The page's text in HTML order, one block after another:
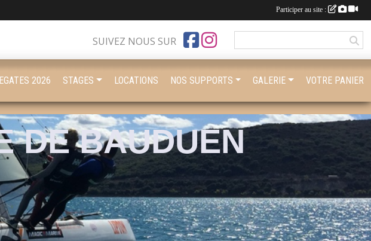
DE BAUDUEN
SUIVEZ NOUS SUR
2026 STAGES LOCATIONS NOS SUPPORTS GALERIE VOTRE PANIER
Participer au site :